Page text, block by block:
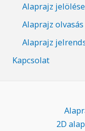
Alaprajz
Alaprajz olvasás
Alaprajz
Kapcsolat
2D